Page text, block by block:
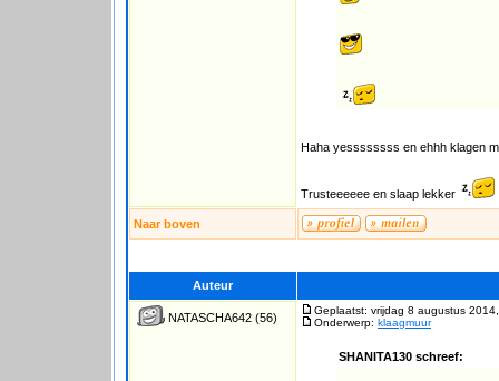
Haha yessssssss en ehhh klagen
Trusteeeeee en slaap lekker
Naar boven
Auteur
NATASCHA642 (56)
Geplaatst: vrijdag 8 augustus
Onderwerp: klaagmuur
SHANITA130 schreef: